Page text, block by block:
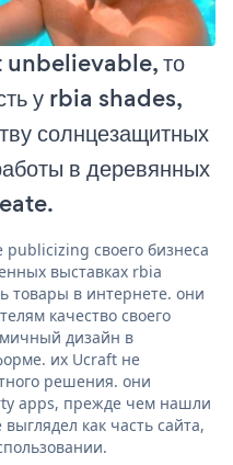
unbelievable, то
у rbia shades,
солнцезащитных
в деревянных
publicizing своего бизнеса
выставках rbia
товары в интернете. они
качество своего
дизайн в
их Ucraft не
решения. они
apps, прежде чем нашли
как часть сайта,